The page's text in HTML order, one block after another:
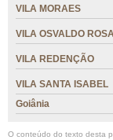
VILA MORAES
VILA OSVALDO
VILA REDENÇÃO
VILA SANTA ISABEL
Goiânia
O conteúdo do texto desta